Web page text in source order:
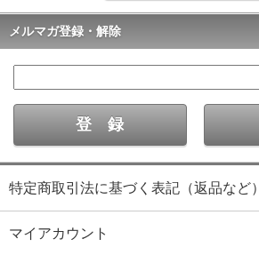
メルマガ登録・解除
特定商取引法に基づく表記（返品など）
マイアカウント